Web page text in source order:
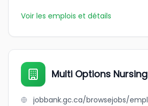
Voir les emplois et détails
Multi Options Nursing